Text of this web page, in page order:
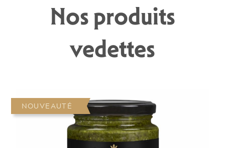
Nos produits
vedettes
NOUVEAUTÉ